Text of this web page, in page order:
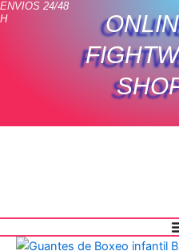
Ir
ENVIOS 24/48
H
Guantes